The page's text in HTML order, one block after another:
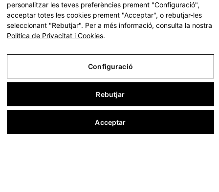
Organitzador
personalitzar les teves preferències prement "Configuració",
acceptar totes les cookies prement "Acceptar", o rebutjar-les
seleccionant "Rebutjar". Per a més informació, consulta la nostra
Política de Privacitat i Cookies.
Configuració
Rebutjar
Acceptar